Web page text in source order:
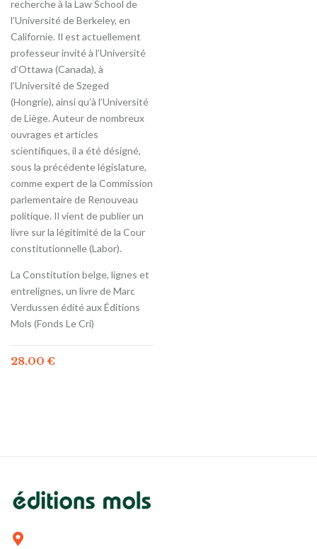
recherche à la Law School de
l’Université de Berkeley, en
Californie. Il est actuellement
professeur invité à l’Université
d’Ottawa (Canada), à
l’Université de Szeged
(Hongrie), ainsi qu’à l’Université
de Liège. Auteur de nombreux
ouvrages et articles
scientifiques, il a été désigné,
sous la précédente législature,
comme expert de la Commission
parlementaire de Renouveau
politique. Il vient de publier un
livre sur la légitimité de la Cour
constitutionnelle (Labor).
La Constitution belge, lignes et
entrelignes, un livre de Marc
Verdussen édité aux Éditions
Mols (Fonds Le Cri)
28.00 €